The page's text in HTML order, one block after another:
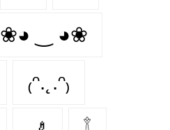
❀◕ ‿ ◕❀
₍ᵔ.˛.ᵔ₎